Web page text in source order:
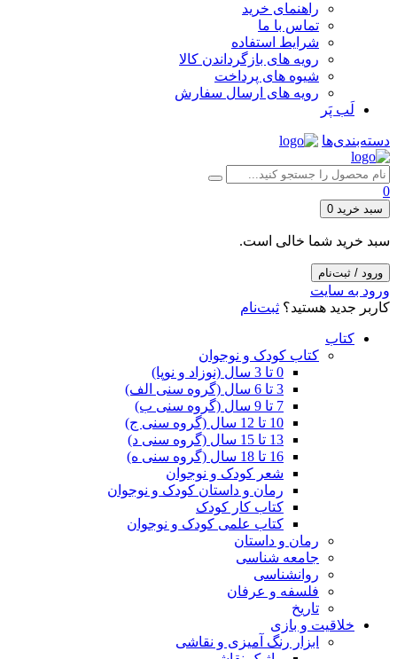
راهنمای خرید
تماس با ما
شرایط استفاده
رویه های بازگرداندن کالا
شیوه های پرداخت
رویه های ارسال سفارش
لَب پَر
دسته‌بندی‌ها
0
سبد خرید 0
سبد خرید شما خالی است.
ورود / ثبت‌نام
ورود به سایت
کاربر جدید هستید؟ ثبت‌نام
کتاب
کتاب کودک و نوجوان
0 تا 3 سال (نوزاد و نوپا)
3 تا 6 سال (گروه سنی الف)
7 تا 9 سال (گروه سنی ب)
10 تا 12 سال (گروه سنی ج)
13 تا 15 سال (گروه سنی د)
16 تا 18 سال (گروه سنی ه)
شعر کودک و نوجوان
رمان و داستان کودک و نوجوان
کتاب کار کودک
کتاب علمی کودک و نوجوان
رمان و داستان
جامعه شناسی
روانشناسی
فلسفه و عرفان
تاریخ
خلاقیت و بازی
ابزار رنگ آمیزی و نقاشی